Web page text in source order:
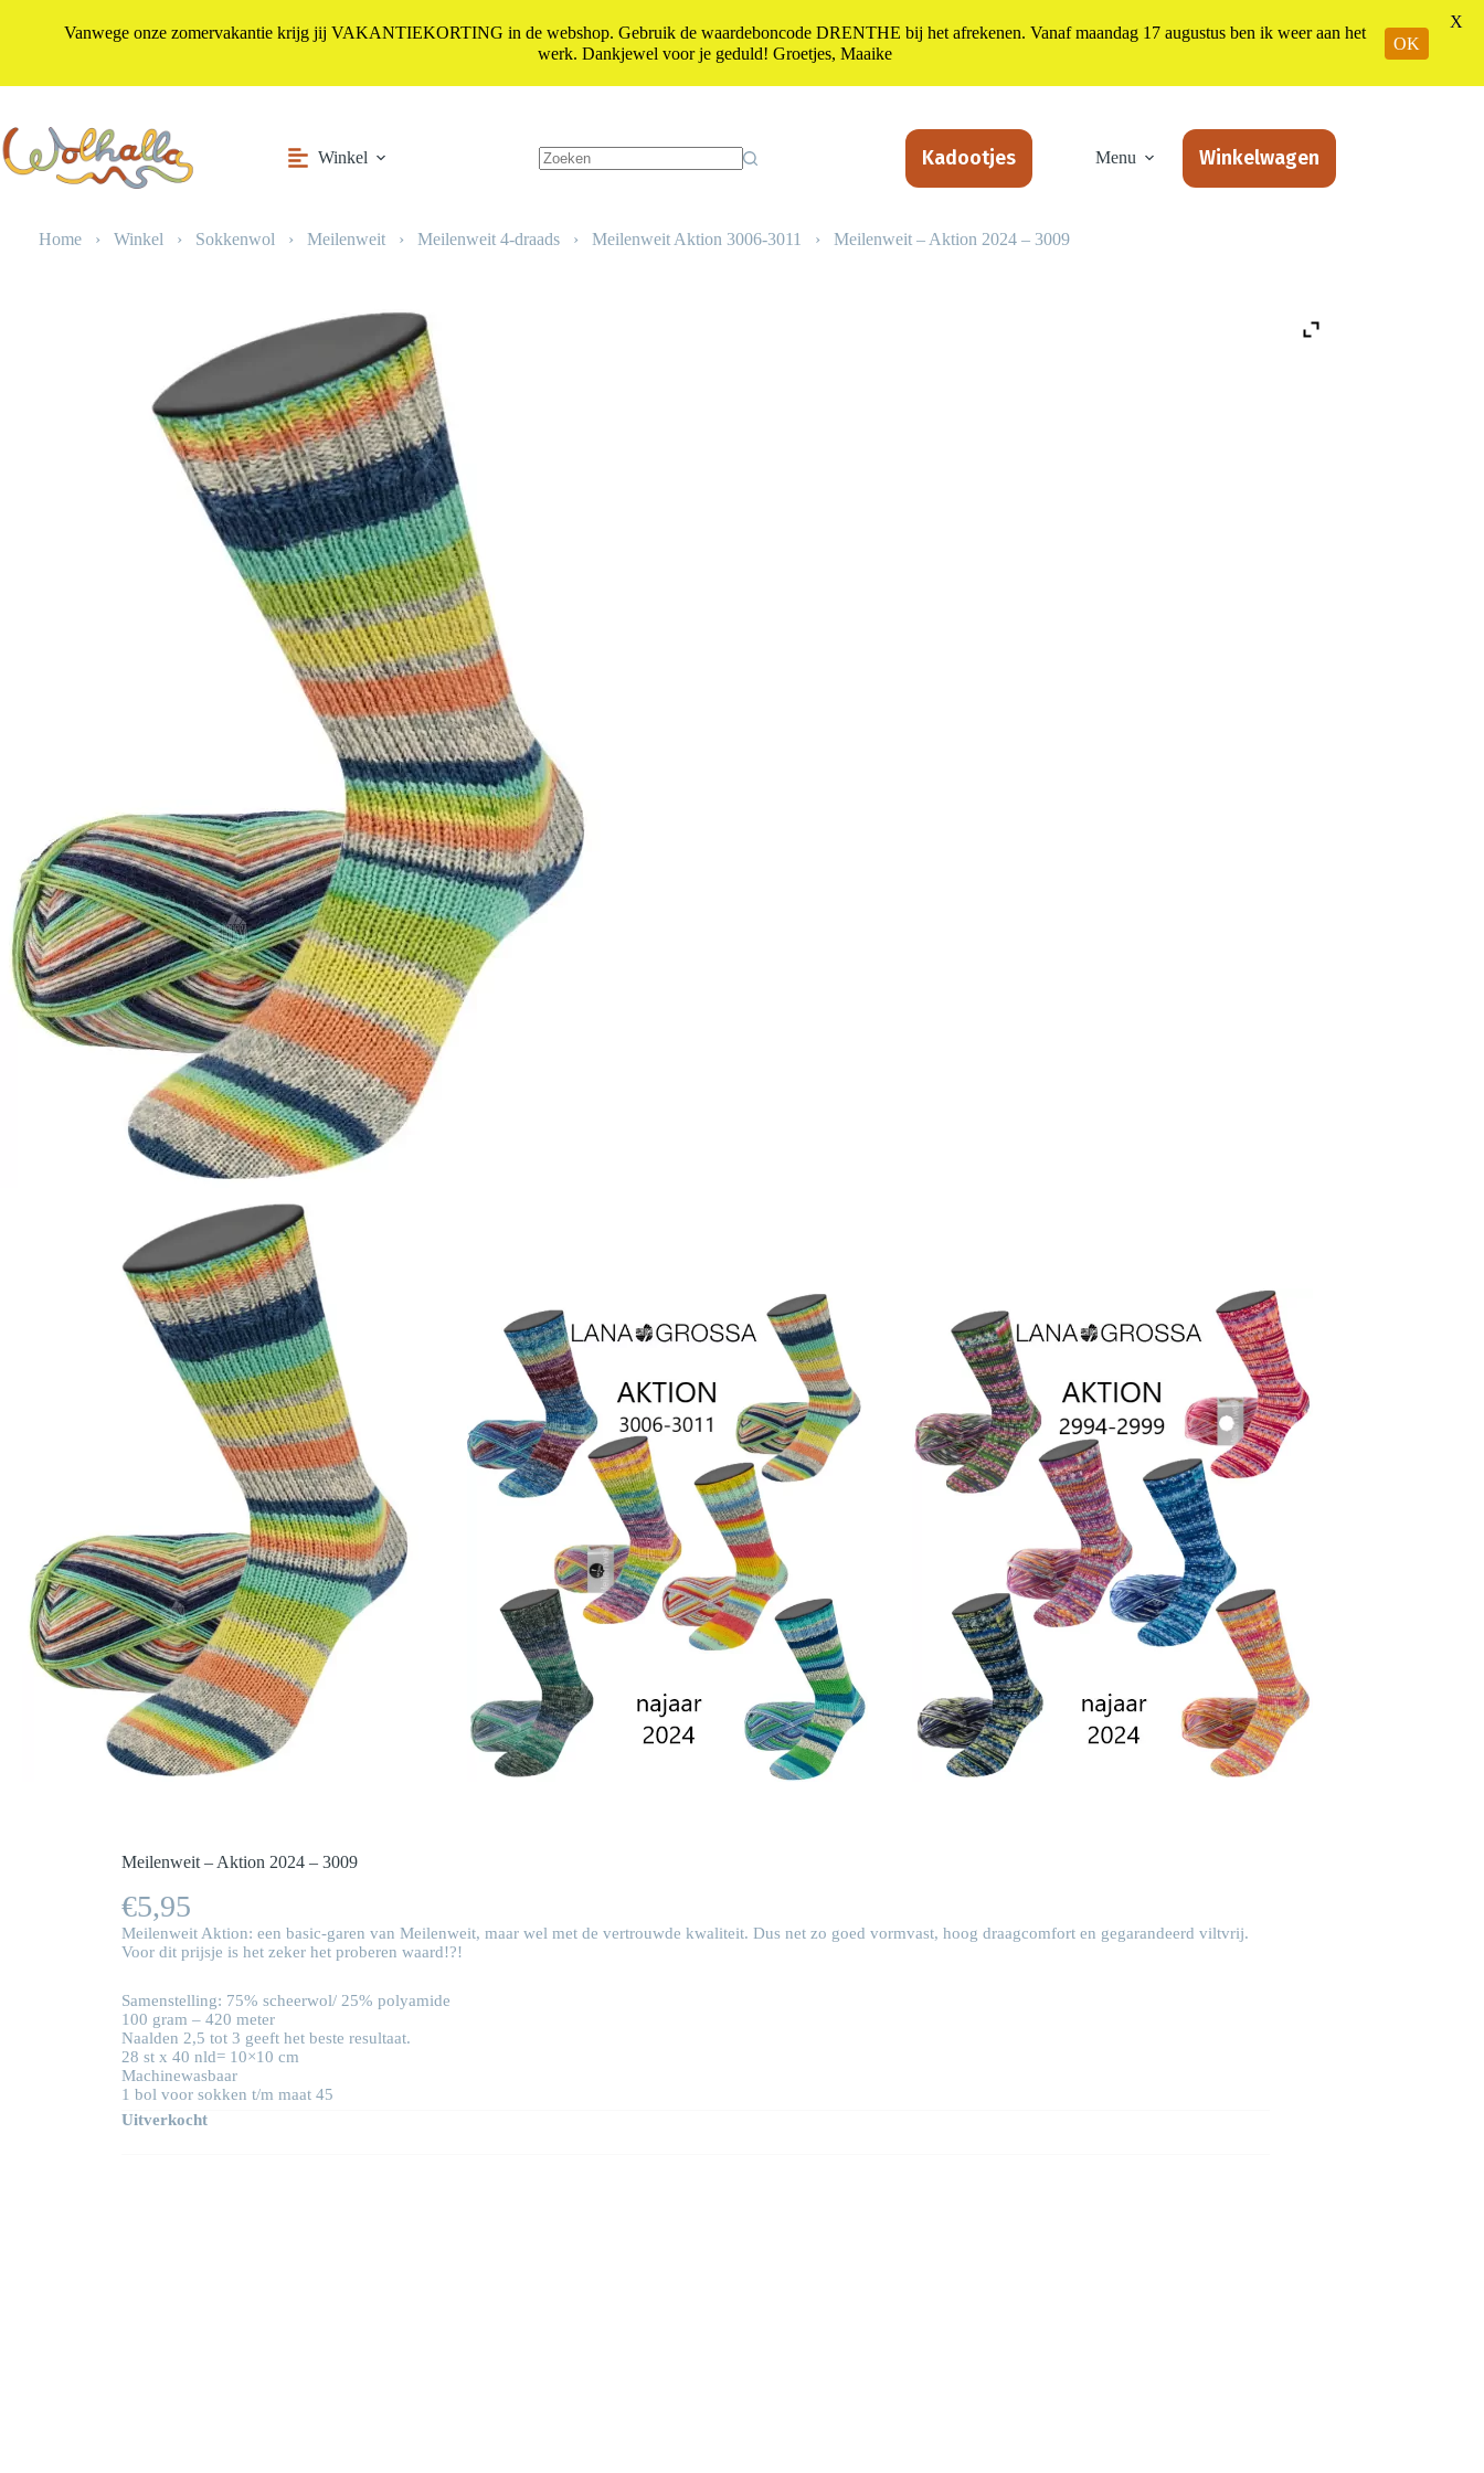
de
inhoud
Winkel
Kadootjes Menu Winkelwagen
Home › Winkel › Sokkenwol › Meilenweit › Meilenweit 4-draads › Meilenweit Aktion 3006-3011 › Meilenweit – Aktion 2024 – 3009
Meilenweit – Aktion 2024 – 3009
€5,95
Meilenweit Aktion: een basic-garen van Meilenweit, maar wel met de vertrouwde kwaliteit. Dus net zo goed vormvast, hoog draagcomfort en gegarandeerd viltvrij.
Voor dit prijsje is het zeker het proberen waard!?!
Samenstelling: 75% scheerwol/ 25% polyamide
100 gram – 420 meter
Naalden 2,5 tot 3 geeft het beste resultaat.
28 st x 40 nld= 10×10 cm
Machinewasbaar
1 bol voor sokken t/m maat 45
Uitverkocht
Vanwege onze zomervakantie krijg jij VAKANTIEKORTING in de webshop. Gebruik de waardeboncode DRENTHE bij het afrekenen. Vanaf maandag 17 augustus ben ik weer aan het
werk. Dankjewel voor je geduld! Groetjes, Maaike
OK
X